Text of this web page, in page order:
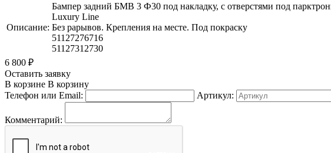
Описание:
Бампер задний БМВ 3 Ф30 под накладку, с отверстями под
Luxury Line
Без рарывов. Крепления на месте. Под покраску
51127276716
​51127312730
6 800 ₽
Оставить заявку
В корзине В корзину
Телефон или Email:
Артикул:
Комментарий: